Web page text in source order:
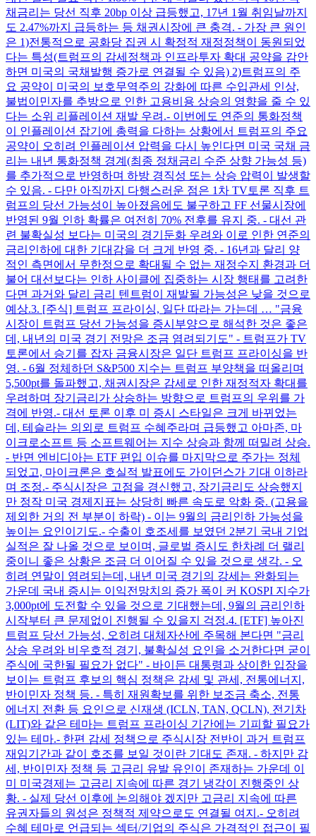
채금리는 당선 직후 20bp 이상 급등했고, 17년 1월 취임날까지
도 2.47%까지 급등하는 등 채권시장에 큰 충격. - 가장 큰 원인
은 1)전통적으로 공화당 집권 시 확정적 재정정책이 동원되었
다는 특성(트럼프의 감세정책과 인프라투자 확대 공약을 감안
하면 미국의 국채발행 증가로 연결될 수 있음) 2)트럼프의 주
요 공약이 미국의 보호무역주의 강화에 따른 수입관세 인상,
불법이민자를 추방으로 인한 고용비용 상승의 영향을 줄 수 있
다는 소위 리플레이션 재발 우려. ​ - 이번에도 연준의 통화정책
이 인플레이션 잡기에 총력을 다하는 상황에서 트럼프의 주요
공약이 오히려 인플레이션 압력을 다시 높인다면 미국 국채 금
리는 내년 통화정책 경계(최종 정채금리 수준 상향 가능성 등)
를 추가적으로 반영하며 하방 경직성 또는 상승 압력이 발생할
수 있음. - 다만 아직까지 다행스러운 점은 1차 TV토론 직후 트
럼프의 당선 가능성이 높아졌음에도 불구하고 FF 선물시장에
반영된 9월 인하 확률은 여전히 70% 전후를 유지 중. - 대선 관
련 불확실성 보다는 미국의 경기둔화 우려와 이로 인한 연준의
금리인하에 대한 기대감을 더 크게 반영 중. - 16년과 달리 양
적인 측면에서 무한정으로 확대될 수 없는 재정수지 환경과 더
불어 대선보다는 인하 사이클에 집중하는 시장 행태를 고려한
다면 과거와 달리 금리 텐트럼이 재발될 가능성은 낮을 것으로
예상. ​ 3. [주식] 트럼프 프라이싱, 일단 따라는 가는데 … "금융
시장이 트럼프 당선 가능성을 증시부양으로 해석한 것은 좋은
데, 내년의 미국 경기 전망은 조금 염려되기도" - 트럼프가 TV
토론에서 승기를 잡자 금융시장은 일단 트럼프 프라이싱을 반
영. - 6월 정체하던 S&P500 지수는 트럼프 부양책을 떠올리며
5,500pt를 돌파했고, 채권시장은 감세로 인한 재정적자 확대를
우려하며 장기금리가 상승하는 방향으로 트럼프의 우위를 가
격에 반영. ​ - 대선 토론 이후 미 증시 스타일은 크게 바뀌었는
데, 테슬라는 의외로 트럼프 수혜주라며 급등했고 아마존, 마
이크로소프트 등 소프트웨어는 지수 상승과 함께 떠밀려 상승.
- 반면 엔비디아는 ETF 편입 이슈를 마지막으로 주가는 정체
되었고, 마이크론은 호실적 발표에도 가이던스가 기대 이하라
며 조정. ​ - 주식시장은 고점을 경신했고, 장기금리도 상승했지
만 정작 미국 경제지표는 상당히 빠른 속도로 악화 중. (고용을
제외한 거의 전 부분이 하락) - 이는 9월의 금리인하 가능성을
높이는 요인이기도. ​ - 수출이 호조세를 보였던 2분기 국내 기업
실적은 잘 나올 것으로 보이며, 글로벌 증시도 한차례 더 랠리
중이니 좋은 상황은 조금 더 이어질 수 있을 것으로 생각. - 오
히려 연말이 염려되는데, 내년 미국 경기의 강세는 완화되는
가운데 국내 증시는 이익전망치의 증가 폭이 커 KOSPI 지수가
3,000pt에 도전할 수 있을 것으로 기대했는데, 9월의 금리인하
시작부터 큰 문제없이 진행될 수 있을지 걱정. ​ 4. [ETF] 높아진
트럼프 당선 가능성, 오히려 대체자산에 주목해 본다면 "금리
상승 우려와 비우호적 경기, 불확실성 요인을 소거한다면 굳이
주식에 국한될 필요가 없다" - 바이든 대통령과 상이한 입장을
보이는 트럼프 후보의 핵심 정책은 감세 및 관세, 전통에너지,
반이민자 정책 등. - 특히 재원확보를 위한 보조금 축소, 전통
에너지 전환 등 요인으로 신재생 (ICLN, TAN, QCLN), 전기차
(LIT)와 같은 테마는 트럼프 프라이싱 기간에는 기피할 필요가
있는 테마. ​ - 한편 감세 정책으로 주식시장 전반이 과거 트럼프
재임기간과 같이 호조를 보일 것이란 기대도 존재. - 하지만 감
세, 반이민자 정책 등 고금리 유발 유인이 존재하는 가운데 이
미 미국경제는 고금리 지속에 따른 경기 냉각이 진행중인 상
황. - 실제 당선 이후에 논의해야 겠지만 고금리 지속에 따른
유권자들의 원성은 정책적 제약으로도 연결될 여지. ​ - 오히려
수혜 테마로 언급되는 섹터/기업의 주식은 가격적인 접근이 필